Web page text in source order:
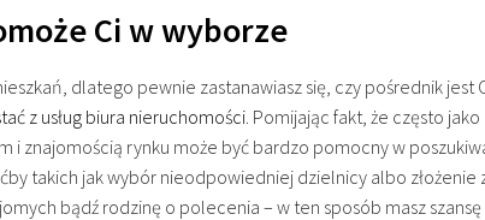
Ci w wyborze
dlatego pewnie zastanawiasz się, czy pośrednik
z usług biura nieruchomości . Pomijając fakt, że często
i znajomością rynku może być bardzo pomocny w
takich jak wybór nieodpowiedniej dzielnicy albo
bądź rodzinę o polecenia – w ten sposób masz